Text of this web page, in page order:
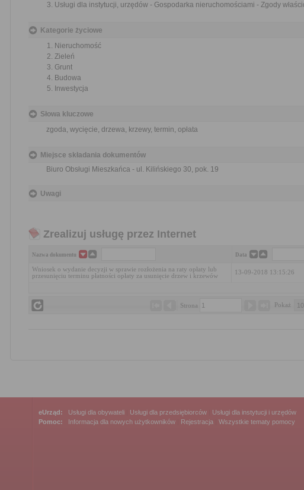
Usługi dla instytucji, urzędów - Gospodarka nieruchomościami - Zgody
Kategorie życiowe
Nieruchomość
Zieleń
Grunt
Budowa
Inwestycja
Słowa kluczowe
zgoda, wycięcie, drzewa, krzewy, termin, opłata
Miejsce składania dokumentów
Biuro Obsługi Mieszkańca - ul. Kilińskiego 30, pok. 19
Uwagi
Zrealizuj usługę przez Internet
Nazwa dokumentu Data
Wniosek o wydanie decyzji w sprawie rozłożenia na raty opłaty lub
przesunięciu terminu płatności opłaty za usunięcie drzew i krzewów
13-09-2018 13:15:26
Strona Pokaż
eUrząd: Usługi dla obywateli Usługi dla przedsiębiorców
Usługi dla instytucji i urzędów
Pomoc:
Informacja dla nowych użytkowników Rejestracja |Wszystkie tematy pomocy